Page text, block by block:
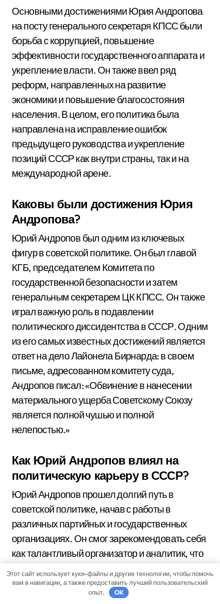
Основными достижениями Юрия Андропова
на посту генерального секретаря КПСС были
борьба с коррупцией, повышение
эффективности государственного аппарата и
укрепление власти. Он также ввел ряд
реформ, направленных на развитие
экономики и повышение благосостояния
населения. В целом, его политика была
направлена на исправление ошибок
предыдущего руководства и укрепление
позиций СССР как внутри страны, так и на
международной арене.
Каковы были достижения Юрия
Андропова?
Юрий Андропов был одним из ключевых
фигур в советской политике. Он был главой
КГБ, председателем Комитета по
государственной безопасности и затем
генеральным секретарем ЦК КПСС. Он также
играл важную роль в подавлении
политического диссидентства в СССР. Одним
из его самых известных достижений является
ответ на дело Лайонела Бирнарда: в своем
письме, адресованном комитету суда,
Андропов писал: «Обвинение в нанесении
материального ущерба Советскому Союзу
является полной чушью и полной
нелепостью.»
Как Юрий Андропов влиял на
политическую карьеру в СССР?
Юрий Андропов прошел долгий путь в
советской политике, начав с работы в
различных партийных и государственных
организациях. Он смог зарекомендовать себя
как талантливый организатор и аналитик, что
привело его к посту главы КГБ. В этой
должности он активно преследовал
диссидентов и других «врагов народа», что
Этот сайт использует куки-файлы и другие технологии, чтобы помочь
вам в навигации, а также предоставить лучший пользовательский
опыт.
OK